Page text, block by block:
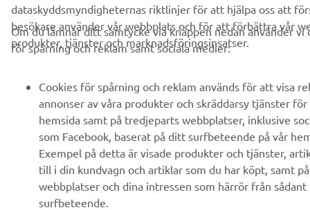
IntegritetspolicyCookiesVillkor och bestämmelser
dataskyddsmyndigheternas riktlinjer för att hjälpa oss att
besökare använder vår webbplats och för att förbättra vår
produkter, tjänster och marknadsföringsinsatser.
Om du lämnar ditt samtycke via knappen nedan använder vi
för spårning och reklam samt sociala medier:
Cookies för spårning och reklam används för att visa
annonser av våra produkter och skräddarsy tjänster för
hemsida samt på tredjeparts webbplatser, inklusive
som Facebook, baserat på ditt surfbeteende på vår
Exempel på detta är visade produkter och tjänster,
till i din kundvagn och artiklar som du har köpt, samt
webbplatser och dina intressen som härrör från sådant
surfbeteende.